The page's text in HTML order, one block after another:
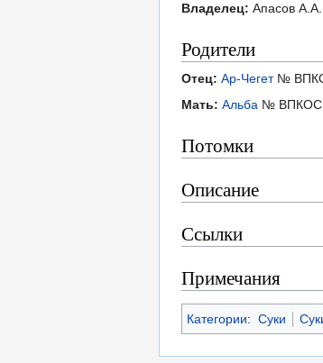
Владелец: Апасов А.А.
Родители
Отец: Ар-Чегет№
Мать: Альба № ВПКОС
Потомки
Описание
Ссылки
Примечания
Категории: Суки